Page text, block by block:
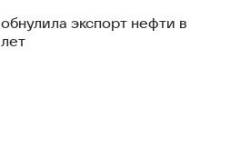
экспорт нефти в